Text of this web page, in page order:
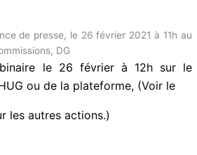
de presse, le 26 février 2021 à 11h
commissions, DG
le 26 février à 12h sur le
ou de la plateforme, (Voir le
les autres actions.)